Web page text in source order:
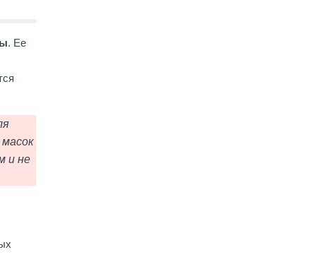
. Ее
и не